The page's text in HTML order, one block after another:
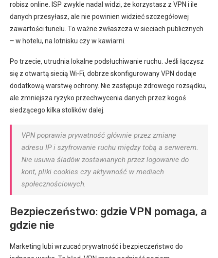
robisz online. ISP zwykle nadal widzi, że korzystasz z VPN i ile
danych przesyłasz, ale nie powinien widzieć szczegółowej
zawartości tunelu. To ważne zwłaszcza w sieciach publicznych
– w hotelu, na lotnisku czy w kawiarni.
Po trzecie, utrudnia lokalne podsłuchiwanie ruchu. Jeśli łączysz
się z otwartą siecią Wi-Fi, dobrze skonfigurowany VPN dodaje
dodatkową warstwę ochrony. Nie zastępuje zdrowego rozsądku,
ale zmniejsza ryzyko przechwycenia danych przez kogoś
siedzącego kilka stolików dalej.
VPN poprawia prywatność głównie przez zmianę
adresu IP i szyfrowanie ruchu między tobą a serwerem.
Nie usuwa śladów zostawianych przez logowanie do
kont, pliki cookies czy aktywność w mediach
społecznościowych.
Bezpieczeństwo: gdzie VPN pomaga, a
gdzie nie
Marketing lubi wrzucać prywatność i bezpieczeństwo do